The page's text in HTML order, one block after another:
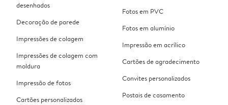
desenhados
Decoração de parede
Impressões de colagem
Impressões de colagem com
moldura
Impressão de fotos
Cartões personalizados
Fotos em PVC
Fotos em alumínio
Impressão em acrílico
Cartões de agradecimento
Convites personalizados
Postais de casamento